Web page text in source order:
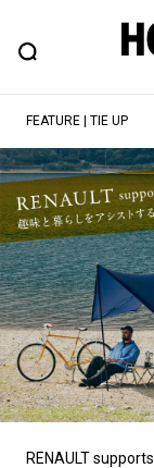
ヒップなファ
#注目のタグ
#SHOPPING
#ESSENTIAL
#NEW
#路地裏てぃ
#GH 銘品の
#Commune
#ととけん
FEATURE | TIE UP
RENAULT